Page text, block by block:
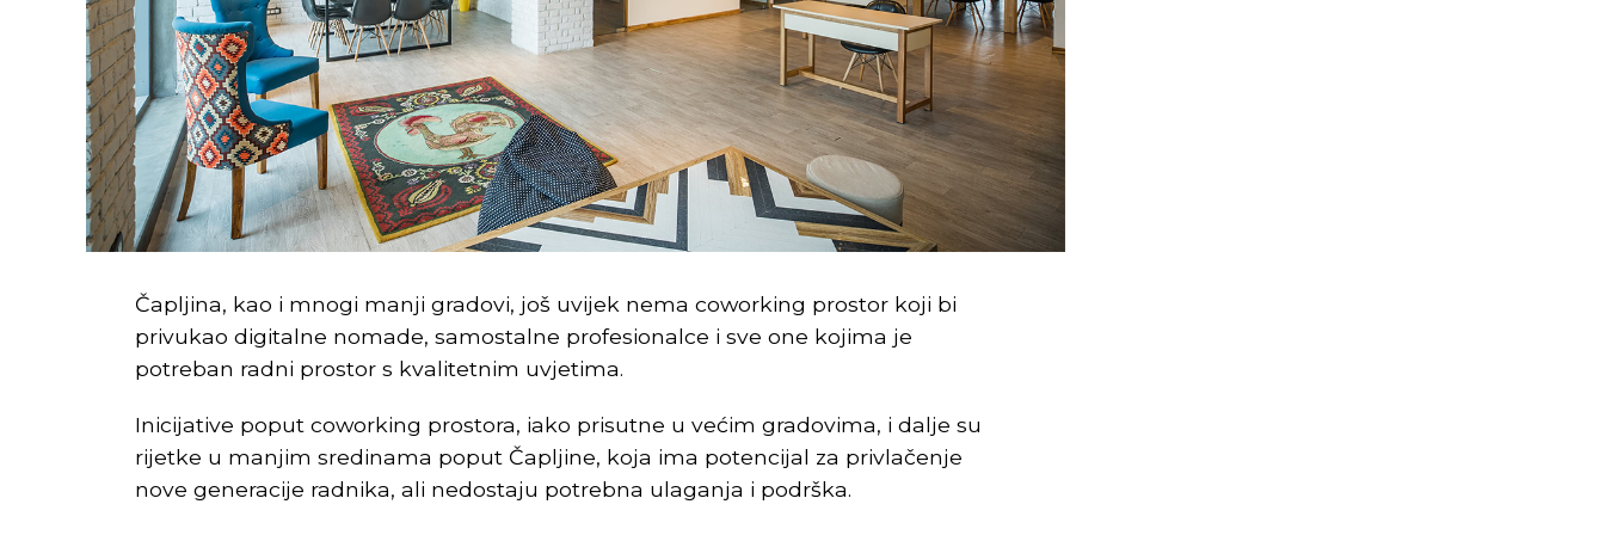
Čapljina, kao i mnogi manji gradovi, još uvijek nema coworking prostor koji bi
privukao digitalne nomade, samostalne profesionalce i sve one kojima je
potreban radni prostor s kvalitetnim uvjetima.
Inicijative poput coworking prostora, iako prisutne u većim gradovima, i dalje su
rijetke u manjim sredinama poput Čapljine, koja ima potencijal za privlačenje
nove generacije radnika, ali nedostaju potrebna ulaganja i podrška.